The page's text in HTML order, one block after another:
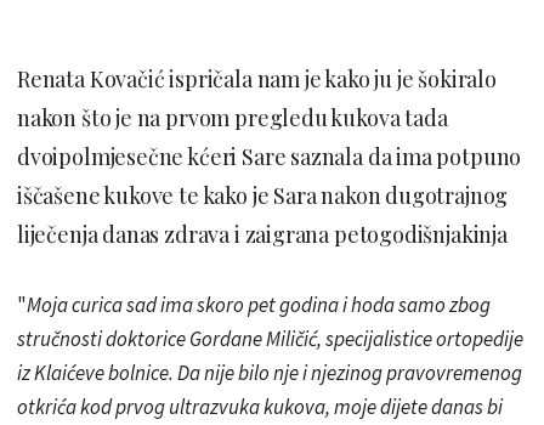
Renata Kovačić ispričala nam je kako ju je šokiralo
nakon što je na prvom pregledu kukova tada
dvoipolmjesečne kćeri Sare saznala da ima potpuno
iščašene kukove te kako je Sara nakon dugotrajnog
liječenja danas zdrava i zaigrana petogodišnjakinja
"Moja curica sad ima skoro pet godina i hoda samo zbog
stručnosti doktorice Gordane Miličić, specijalistice ortopedije
iz Klaićeve bolnice. Da nije bilo nje i njezinog pravovremenog
otkrića kod prvog ultrazvuka kukova, moje dijete danas bi